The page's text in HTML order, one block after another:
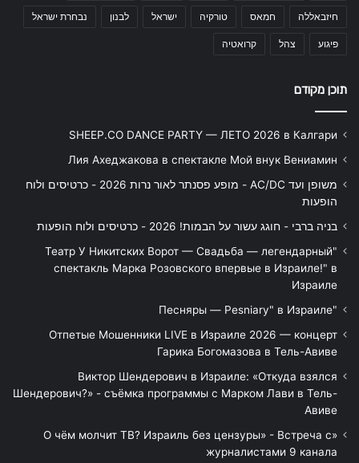
חיזבאללה חמאס טורקיה ישראל לבנון נבחרת ישראל
פיגוע צהל קרואטיה
תוכן מקודם
SHEEP.CO DANCE PARTY — ЛЕТО 2026 в Калгари
Лия Ахеджакова в спектакле Мой внук Вениамин
משופן ועד AC/DC - מופע פסנתר לאור נרות 2026 - כרטיסים ולוח
הופעות
בניה ברבי - חוגג עשור על הבמות! 2026 - כרטיסים ולוח הופעות
"Театр У Никитских Ворот — Свадьба — легендарный
спектакль Марка Розовского впервые в Израиле!" в
Израиле
"Песняры — Pesniary" в Израиле
Отпетые Мошенники LIVE в Израиле 2026 — концерт
Гарика Богомазова в Тель-Авиве
Виктор Шендерович в Израиле: «Откуда взялся
Шендерович?» - съёмка программы с Марком Лави в Тель-
Авиве
«О чём молчит ТВ? Израиль без цензуры» - Встреча с
журналистами 9 канала